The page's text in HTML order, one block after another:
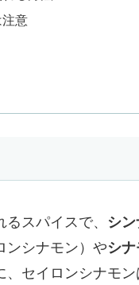
意
スパイスで、 シ
ンシナモン）やシ
セイロンシナモ